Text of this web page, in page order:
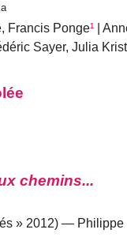
Francis Ponge¹ |
Sayer, Julia
chemins...
» 2012) — Philippe